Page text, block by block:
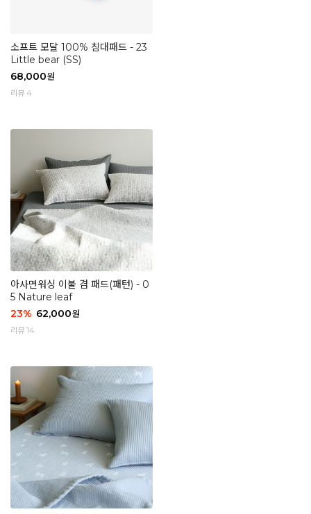
소프트 모달 100% 침대패드 - 23
Little bear (SS)
68,000원
리뷰 4
아사면워싱 이불 겸 패드(패턴) - 0
5 Nature leaf
23% 62,000원
리뷰 14